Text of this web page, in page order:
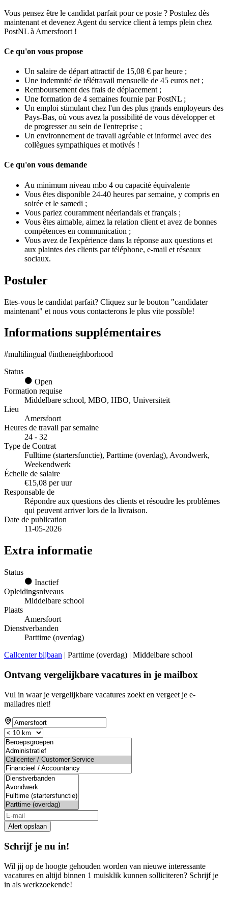
Vous pensez être le candidat parfait pour ce poste ? Postulez dès
maintenant et devenez Agent du service client à temps plein chez
PostNL à Amersfoort !
Ce qu'on vous propose
Un salaire de départ attractif de 15,08 € par heure ;
Une indemnité de télétravail mensuelle de 45 euros net ;
Remboursement des frais de déplacement ;
Une formation de 4 semaines fournie par PostNL ;
Un emploi stimulant chez l'un des plus grands employeurs des
Pays-Bas, où vous avez la possibilité de vous développer et
de progresser au sein de l'entreprise ;
Un environnement de travail agréable et informel avec des
collègues sympathiques et motivés !
Ce qu'on vous demande
Au minimum niveau mbo 4 ou capacité équivalente
Vous êtes disponible 24-40 heures par semaine, y compris en
soirée et le samedi ;
Vous parlez couramment néerlandais et français ;
Vous êtes aimable, aimez la relation client et avez de bonnes
compétences en communication ;
Vous avez de l'expérience dans la réponse aux questions et
aux plaintes des clients par téléphone, e-mail et réseaux
sociaux.
Postuler
Etes-vous le candidat parfait? Cliquez sur le bouton "candidater
maintenant" et nous vous contacterons le plus vite possible!
Informations supplémentaires
#multilingual #intheneighborhood
Status
Open
Formation requise
Middelbare school, MBO, HBO, Universiteit
Lieu
Amersfoort
Heures de travail par semaine
24 - 32
Type de Contrat
Fulltime (startersfunctie), Parttime (overdag), Avondwerk,
Weekendwerk
Échelle de salaire
€15,08 per uur
Responsable de
Répondre aux questions des clients et résoudre les problèmes
qui peuvent arriver lors de la livraison.
Date de publication
11-05-2026
Extra informatie
Status
Inactief
Opleidingsniveaus
Middelbare school
Plaats
Amersfoort
Dienstverbanden
Parttime (overdag)
Callcenter bijbaan | Parttime (overdag) | Middelbare school
Ontvang vergelijkbare vacatures in je mailbox
Vul in waar je vergelijkbare vacatures zoekt en vergeet je e-
mailadres niet!
If
you
are
a
human,
ignore
this
field
Alert opslaan
Schrijf je nu in!
Wil jij op de hoogte gehouden worden van nieuwe interessante
vacatures en altijd binnen 1 muisklik kunnen solliciteren? Schrijf je
in als werkzoekende!